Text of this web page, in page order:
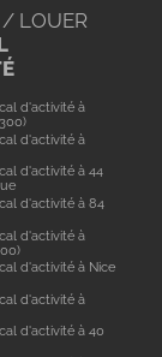
/ LOUER
d'activité à
d'activité à
d'activité à 44
d'activité à 84
d'activité à
d'activité à Nice
d'activité à
d'activité à 40